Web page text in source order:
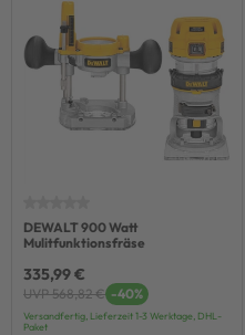
DEWALT 900 Watt
Mulitfunktionsfräse
335,99 €
UVP 568,82 € -40%
Versandfertig, Lieferzeit 1-3 Werktage, DHL-
Paket